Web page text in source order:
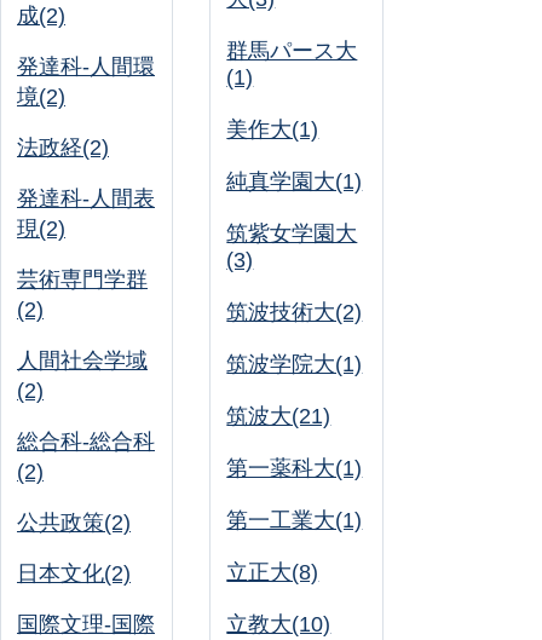
成(2)
発達科-人間環
境(2)
法政経(2)
発達科-人間表
現(2)
芸術専門学群
(2)
人間社会学域
(2)
総合科-総合科
(2)
公共政策(2)
日本文化(2)
国際文理-国際
群馬パース大
(1)
美作大(1)
純真学園大(1)
筑紫女学園大
(3)
筑波技術大(2)
筑波学院大(1)
筑波大(21)
第一薬科大(1)
第一工業大(1)
立正大(8)
立教大(10)